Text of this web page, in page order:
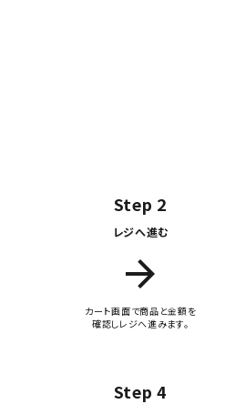
Step 2
レジへ進む
arrow_forward
カート画面で商品と金額を
確認しレジへ進みます。
Step 4